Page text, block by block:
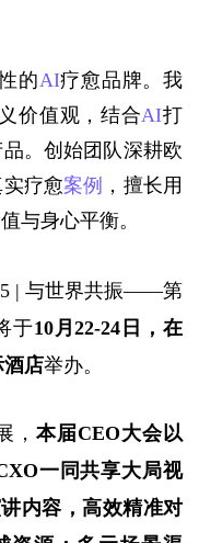
的AI疗愈品牌。我
价值观，结合AI打
。创始团队深耕欧
疗愈案例 ，擅长用
与身心平衡。
| 与世界共振——第
于10月22-24日，在
酒店举办。
，本届CEO大会以
一同共享大局视
内容，高效精准对